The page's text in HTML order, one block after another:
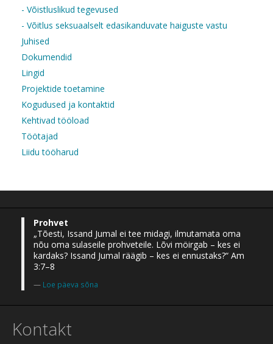
- Võistluslikud tegevused
- Võitlus seksuaalselt edasikanduvate haiguste vastu
Juhised
Dokumendid
Lingid
Projektide toetamine
Kogudused ja kontaktid
Kehtivad tööload
Töötajad
Liidu tööharud
Prohvet
„Tõesti, Issand Jumal ei tee midagi, ilmutamata oma
nõu oma sulaseile prohveteile. Lõvi möirgab – kes ei
kardaks? Issand Jumal räägib – kes ei ennustaks?“ Am
3:7–8
Loe päeva sõna
Kontakt